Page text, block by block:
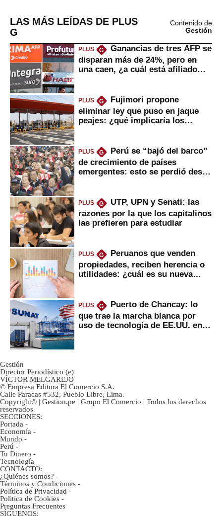
LAS MÁS LEÍDAS DE PLUS
G
Contenido de
Gestión
PLUS G
Ganancias de tres AFP se
disparan más de 24%, pero en
una caen, ¿a cuál está afiliado
PLUS G
Fujimori propone
eliminar ley que puso en jaque
peajes: ¿qué implicaría los
PLUS G
Perú se “bajó del barco”
de crecimiento de países
emergentes: esto se perdió desde
PLUS G
UTP, UPN y Senati: las
razones por la que los capitalinos
las prefieren para estudiar
PLUS G
Peruanos que venden
propiedades, reciben herencia o
utilidades: ¿cuál es su nueva
PLUS G
Puerto de Chancay: lo
que trae la marcha blanca por
uso de tecnología de EE.UU. en
Gestión
Director Periodístico (e)
VÍCTOR MELGAREJO
© Empresa Editora El Comercio S.A.
Calle Paracas #532, Pueblo Libre, Lima.
Copyright© | Gestion.pe | Grupo El Comercio | Todos los derechos
reservados
SECCIONES:
Portada -
Economía -
Mundo -
Perú -
Tu Dinero -
Tecnología
CONTACTO:
¿Quiénes somos? -
Términos y Condiciones -
Política de Privacidad -
Politica de Cookies -
Preguntas Frecuentes
SÍGUENOS: